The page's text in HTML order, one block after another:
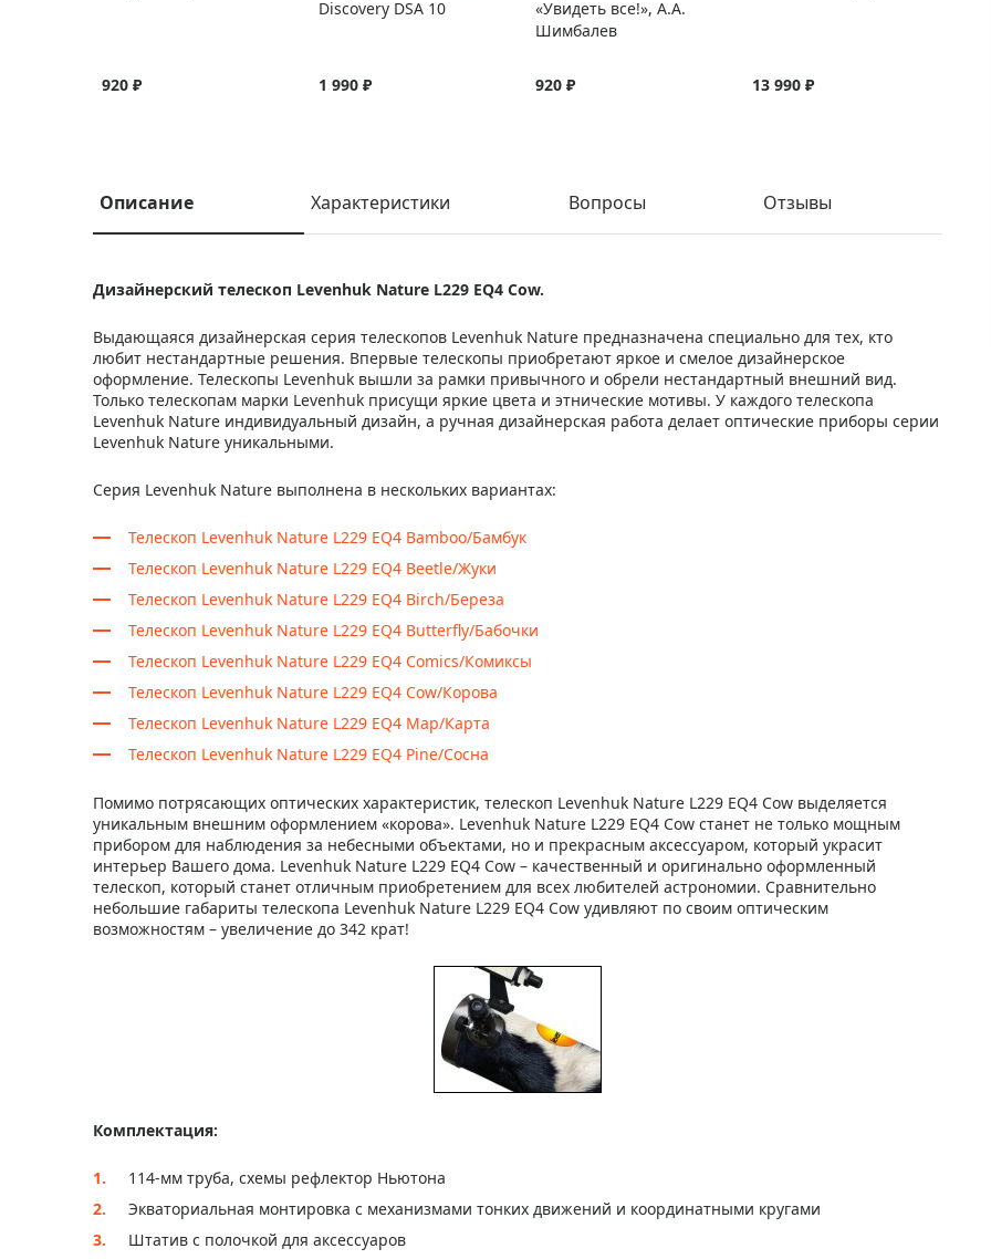
920 ₽
Discovery DSA 10
1 990 ₽
«Увидеть все!», А.А.
Шимбалев
920 ₽ 13 990 ₽
Описание Характеристики Вопросы Отзывы
Дизайнерский телескоп Levenhuk Nature L229 EQ4 Cow.
Выдающаяся дизайнерская серия телескопов Levenhuk Nature предназначена специально для тех, кто
любит нестандартные решения. Впервые телескопы приобретают яркое и смелое дизайнерское
оформление. Телескопы Levenhuk вышли за рамки привычного и обрели нестандартный внешний вид.
Только телескопам марки Levenhuk присущи яркие цвета и этнические мотивы. У каждого телескопа
Levenhuk Nature индивидуальный дизайн, а ручная дизайнерская работа делает оптические приборы серии
Levenhuk Nature уникальными.
Серия Levenhuk Nature выполнена в нескольких вариантах:
Телескоп Levenhuk Nature L229 EQ4 Bamboo/Бамбук
Телескоп Levenhuk Nature L229 EQ4 Beetle/Жуки
Телескоп Levenhuk Nature L229 EQ4 Birch/Береза
Телескоп Levenhuk Nature L229 EQ4 Butterfly/Бабочки
Телескоп Levenhuk Nature L229 EQ4 Comics/Комиксы
Телескоп Levenhuk Nature L229 EQ4 Cow/Корова
Телескоп Levenhuk Nature L229 EQ4 Map/Карта
Телескоп Levenhuk Nature L229 EQ4 Pine/Сосна
Помимо потрясающих оптических характеристик, телескоп Levenhuk Nature L229 EQ4 Cow выделяется
уникальным внешним оформлением «корова». Levenhuk Nature L229 EQ4 Cow станет не только мощным
прибором для наблюдения за небесными объектами, но и прекрасным аксессуаром, который украсит
интерьер Вашего дома. Levenhuk Nature L229 EQ4 Cow – качественный и оригинально оформленный
телескоп, который станет отличным приобретением для всех любителей астрономии. Сравнительно
небольшие габариты телескопа Levenhuk Nature L229 EQ4 Cow удивляют по своим оптическим
возможностям – увеличение до 342 крат!
Комплектация:
114-мм труба, схемы рефлектор Ньютона
Экваториальная монтировка с механизмами тонких движений и координатными кругами
Штатив с полочкой для аксессуаров